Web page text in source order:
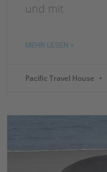
und mit
MEHR LESEN »
Pacific Travel House